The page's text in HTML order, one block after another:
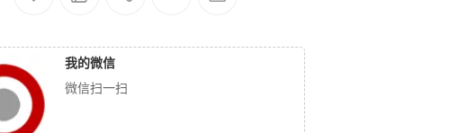
我的微信
微信扫一扫